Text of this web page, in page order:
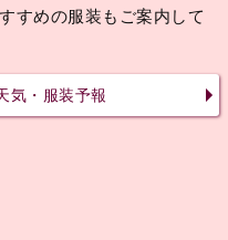
すめの服装もご案内して
気・服装予報